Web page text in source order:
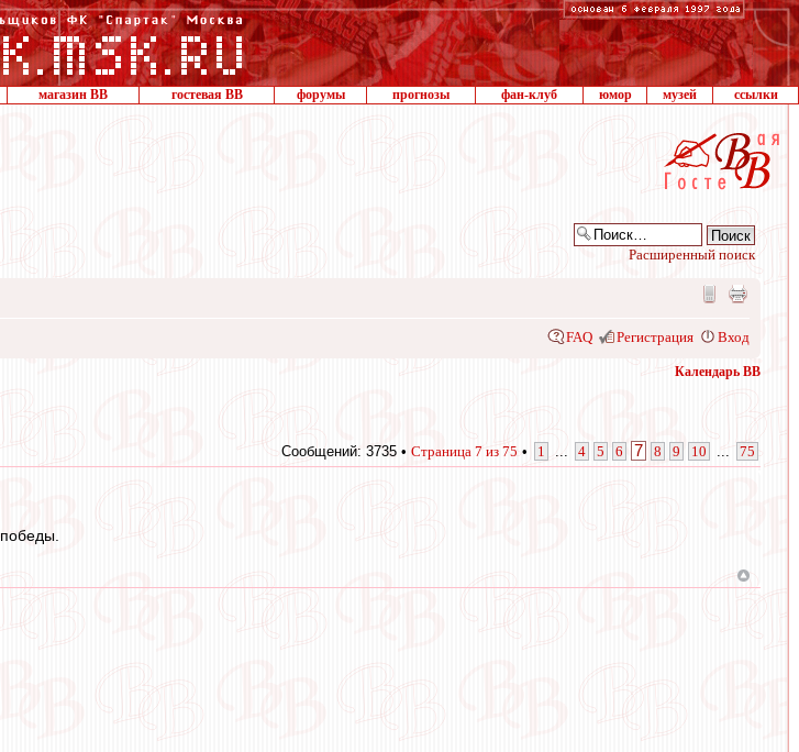
магазин ВВ гостевая ВВ форумы прогнозы фан-клуб юмор музей ссылки
Расширенный поиск
FAQ Регистрация Вход
Календарь ВВ
Сообщений: 3735 • Страница 7 из 75 • 1 4 5 6 7 8 9 10 75